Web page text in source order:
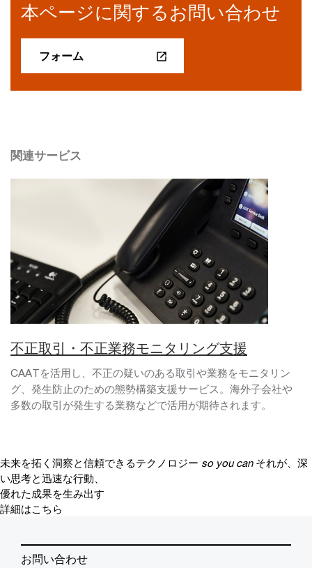
本ページに関するお問い合わせ
フォーム
関連サービス
不正取引・不正業務モニタリング支援
CAATを活用し、不正の疑いのある取引や業務をモニタリン
グ、発生防止のための態勢構築支援サービス。海外子会社や
多数の取引が発生する業務などで活用が期待されます。
未来を拓く洞察と信頼できるテクノロジー so you can それが、深
い思考と迅速な行動、
優れた成果を生み出す
詳細はこちら
お問い合わせ